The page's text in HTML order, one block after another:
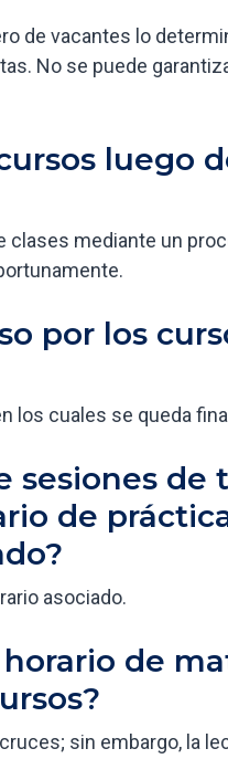
de vacantes lo
No se puede
luego
clases mediante un
por los
los cuales se queda
sesiones de
de
asociado.
de
sin embargo, la